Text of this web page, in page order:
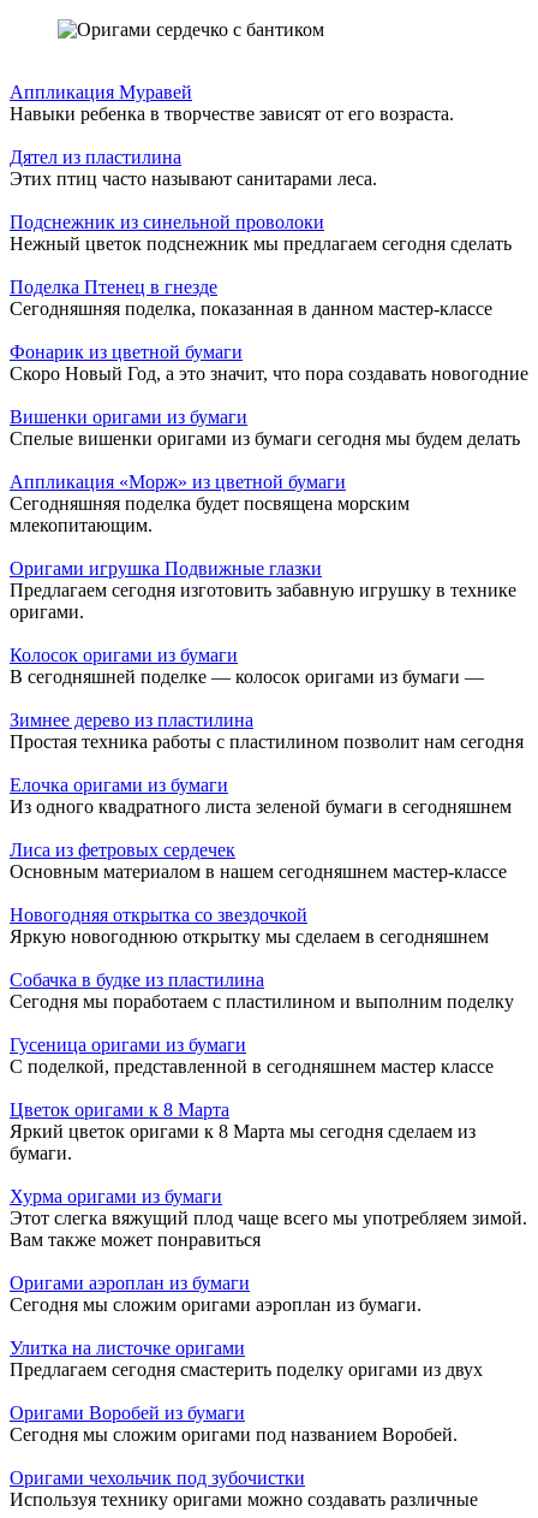
Аппликация Муравей
Навыки ребенка в творчестве зависят от его возраста.
Дятел из пластилина
Этих птиц часто называют санитарами леса.
Подснежник из синельной проволоки
Нежный цветок подснежник мы предлагаем сегодня сделать
Поделка Птенец в гнезде
Сегодняшняя поделка, показанная в данном мастер-классе
Фонарик из цветной бумаги
Скоро Новый Год, а это значит, что пора создавать новогодние
Вишенки оригами из бумаги
Спелые вишенки оригами из бумаги сегодня мы будем делать
Аппликация «Морж» из цветной бумаги
Сегодняшняя поделка будет посвящена морским
млекопитающим.
Оригами игрушка Подвижные глазки
Предлагаем сегодня изготовить забавную игрушку в технике
оригами.
Колосок оригами из бумаги
В сегодняшней поделке — колосок оригами из бумаги —
Зимнее дерево из пластилина
Простая техника работы с пластилином позволит нам сегодня
Елочка оригами из бумаги
Из одного квадратного листа зеленой бумаги в сегодняшнем
Лиса из фетровых сердечек
Основным материалом в нашем сегодняшнем мастер-классе
Новогодняя открытка со звездочкой
Яркую новогоднюю открытку мы сделаем в сегодняшнем
Собачка в будке из пластилина
Сегодня мы поработаем с пластилином и выполним поделку
Гусеница оригами из бумаги
С поделкой, представленной в сегодняшнем мастер классе
Цветок оригами к 8 Марта
Яркий цветок оригами к 8 Марта мы сегодня сделаем из
бумаги.
Хурма оригами из бумаги
Этот слегка вяжущий плод чаще всего мы употребляем зимой.
Вам также может понравиться
Оригами аэроплан из бумаги
Сегодня мы сложим оригами аэроплан из бумаги.
Улитка на листочке оригами
Предлагаем сегодня смастерить поделку оригами из двух
Оригами Воробей из бумаги
Сегодня мы сложим оригами под названием Воробей.
Оригами чехольчик под зубочистки
Используя технику оригами можно создавать различные